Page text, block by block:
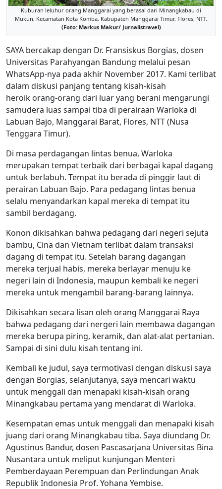
Kuburan leluhur orang Manggarai yang berasal dari Minangkabau di
Mukun, Kecamatan Kota Komba, Kabupaten Manggarai Timur, Flores, NTT.
(Foto: Markus Makur/ Jurnalistravel)
SAYA bercakap dengan Dr. Fransiskus Borgias, dosen
Universitas Parahyangan Bandung melalui pesan
WhatsApp-nya pada akhir November 2017. Kami terlibat
dalam diskusi panjang tentang kisah-kisah
heroik orang-orang dari luar yang berani mengarungi
samudera luas sampai tiba di perairaan Warloka di
Labuan Bajo, Manggarai Barat, Flores, NTT (Nusa
Tenggara Timur).
Di masa perdagangan lintas benua, Warloka
merupakan tempat terbaik dari berbagai kapal dagang
untuk berlabuh. Tempat itu berada di pinggir laut di
perairan Labuan Bajo. Para pedagang lintas benua
selalu menyandarkan kapal mereka di tempat itu
sambil berdagang.
Konon dikisahkan bahwa pedagang dari negeri sejuta
bambu, Cina dan Vietnam terlibat dalam transaksi
dagang di tempat itu. Setelah barang dagangan
mereka terjual habis, mereka berlayar menuju ke
negeri lain di Indonesia, maupun kembali ke negeri
mereka untuk mengambil barang-barang lainnya.
Dikisahkan secara lisan oleh orang Manggarai Raya
bahwa pedagang dari nergeri lain membawa dagangan
mereka berupa piring, keramik, dan alat-alat pertanian.
Sampai di sini dulu kisah tentang ini.
Kembali ke judul, saya termotivasi dengan diskusi saya
dengan Borgias, selanjutanya, saya mencari waktu
untuk menggali dan menapaki kisah-kisah orang
Minangkabau pertama yang mendarat di Warloka.
Kesempatan emas untuk menggali dan menapaki kisah
juang dari orang Minangkabau tiba. Saya diundang Dr.
Agustinus Bandur, dosen Pascasarjana Universitas Bina
Nusantara untuk meliput kunjungan Menteri
Pemberdayaan Perempuan dan Perlindungan Anak
Republik Indonesia Prof. Yohana Yembise.